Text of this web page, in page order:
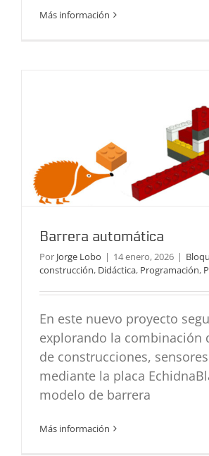
Más información
Barrera automática
Por Jorge Lobo | 14 enero, 2026 |
construcción, Didáctica, Programación,
En este nuevo proyecto
explorando la combinación
de construcciones,
mediante la placa
modelo de barrera
Más información